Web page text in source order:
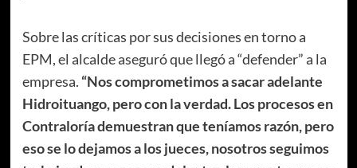
Sobre las críticas por sus decisiones en torno a
EPM, el alcalde aseguró que llegó a “defender” a la
empresa. “Nos comprometimos a sacar adelante
Hidroituango, pero con la verdad. Los procesos en
Contraloría demuestran que teníamos razón, pero
eso se lo dejamos a los jueces, nosotros seguimos